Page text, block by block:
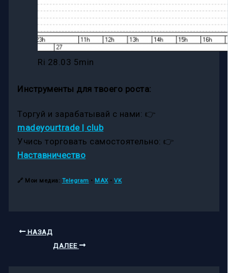
Ri 28.03 5min
Инструменты для твоего роста:
Торгуй и зарабатывай с нами: 👉
madeyourtrade | club
Учись торговать самостоятельно: 👉
Наставничество
🔗 Мои медиа: Telegram • MAX •VK
НАЗАД
ДАЛЕЕ